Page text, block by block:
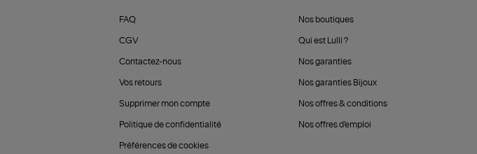
FAQ
CGV
Contactez-nous
Vos retours
Supprimer mon compte
Politique de confidentialité
Préférences de cookies
Nos boutiques
Qui est Lulli ?
Nos garanties
Nos garanties Bijoux
Nos offres & conditions
Nos offres d'emploi